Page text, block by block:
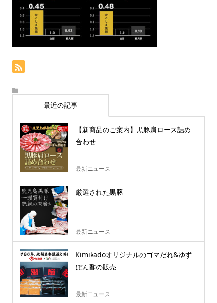
最近の記事
【新商品のご案内】黒豚肩ロース詰め
合わせ
最新ニュース
厳選された黒豚
最新ニュース
Kimikadoオリジナルのゴマだれ&ゆず
ぽん酢の販売...
最新ニュース